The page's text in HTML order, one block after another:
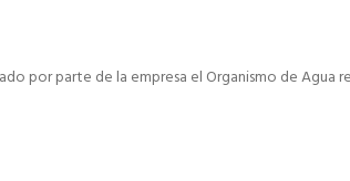
por parte de la empresa el Organismo de Agua